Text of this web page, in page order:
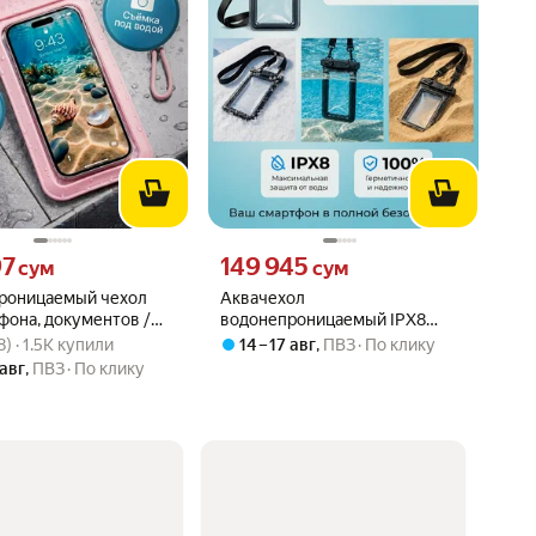
чехол
документов /
чехол со
Сумка для
сум вместо
сум
4.9 из 5
· 1.5K купили
· 1.5K купили
, ПВЗ По клику
Аквачехол
водонепроницаемый IPX8
герметичный с ремешком для
Цена 149945 сум вместо
149 945 сум
14 – 17 авг, ПВЗ По клику